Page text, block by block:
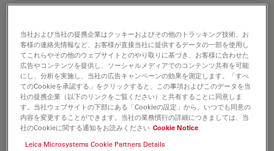
お客様情報
役職 オプションの
当社および当社の提携企業はクッキーおよびその他のトラッキング技術、お
客様の連絡先情報など、お客様が直接当社に提供するデータの一部を使用し
てこれらやその他のウェブサイトとのやり取りに基づき、お客様に合わせた
広告やコンテンツを提供し、ソーシャルメディアでのコンテンツ共有を可能
にし、分析を実施し、当社の広告キャンペーンの効果を測定します。「すべ
てのCookieを承認する」をクリックすると、この事項およびこのデータを当
社の提携企業（以下のリンクをご覧ください）と共有することに同意しま
す。当社ウェブサイトの下部にある「Cookieの設定」から、いつでも同意の
内容を変更することができます。当社の業務慣行の詳細につきましては、当
社のCookieに関する通知をお読みください Cookie Notice
Leica Microsystems Cookie Partners Details